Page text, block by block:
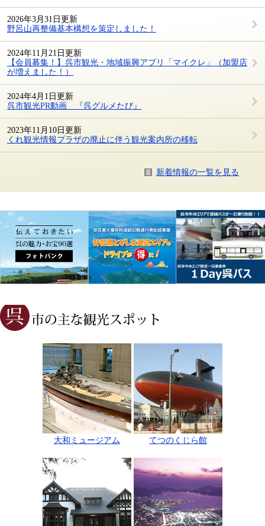
2026年3月31日更新
野呂山再整備基本構想を策定しました！
2024年11月21日更新
【会員募集！】呉市観光・地域振興アプリ「マイクレ」（加盟店
が増えました！）
2024年4月1日更新
呉市観光PR動画 『呉グルメたび』
2023年11月10日更新
くれ観光情報プラザの廃止に伴う観光案内所の移転
新着情報の一覧を見る
大和ミュージアム てつのくじら館